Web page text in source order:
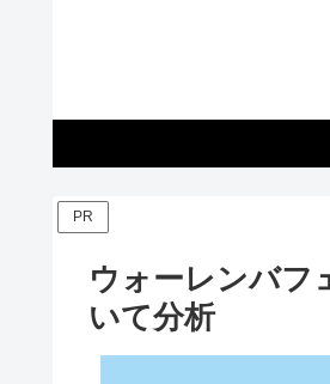
PR
ウォーレンバフ
いて分析